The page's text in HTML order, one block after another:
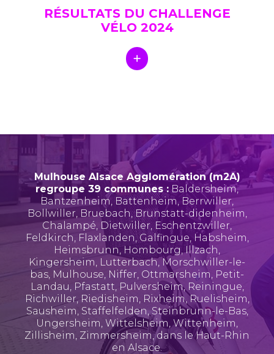
RÉSULTATS DU CHALLENGE
VÉLO 2024
Mulhouse Alsace Agglomération (m2A)
regroupe 39 communes : Baldersheim,
Bantzenheim, Battenheim, Berrwiller,
Bollwiller, Bruebach,Brunstatt-didenheim,
Chalampé, Dietwiller, Eschentzwiller,
Feldkirch, Flaxlanden,Galfingue, Habsheim,
Heimsbrunn, Hombourg,Illzach,
Kingersheim, Lutterbach, Morschwiller-le-
bas, Mulhouse, Niffer, Ottmarsheim, Petit-
Landau, Pfastatt, Pulversheim, Reiningue,
Richwiller, Riedisheim, Rixheim,Ruelisheim,
Sausheim, Staffelfelden, Steinbrunn-le-Bas,
Ungersheim, Wittelsheim,Wittenheim,
Zillisheim, Zimmersheim, dans le Haut-Rhin
en Alsace.